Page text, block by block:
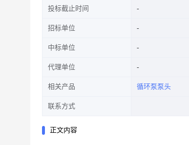
投标截止时间
招标单位
中标单位
代理单位
相关产品 循环泵泵头
联系方式
正文内容